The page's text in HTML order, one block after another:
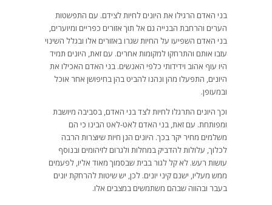
בני האדם הרגילו את היונים לחיות לצידם. עם התפשטות
הערים והרחבת הבנייה גם אל תוך אזורים כפריים ומיוערים,
בני האדם השפיעו על החיות שגרו באזורים אלו ובגלל השינוי
עזבו אותם והתרחקו למקומות אחרים. עם זאת, היונים תמיד
היו עוף אהוב וידידותי כלפי האנשים. בני האדם האכילו את
היונים, התפעלו מהן ונהנו להביט בהן בחיפושן אחר אוכל
ובמעופן.
וכך היונים התרגלו לחיות לצד בני האדם, בסביבה מיושבת
ומפותחת. עם זאת, בני האדם לאט-לאט הבינו כי הם
משלמים מחיר יקר בכך. היונים הנן חיות שיוצרות הרבה
לכלוך, עלולות להדביק במחלות ולגרום לזיהומים ובנוסף
עושות רעש. לא קל לגור בבית שבסמוך מאוד אליו, לפעמים
ממש מעליו, ישנם קיני יונים. לכן, יש שיטות להרחקת יונים
בעבר ובהווה שבהם משתמשים במצבים אלו.